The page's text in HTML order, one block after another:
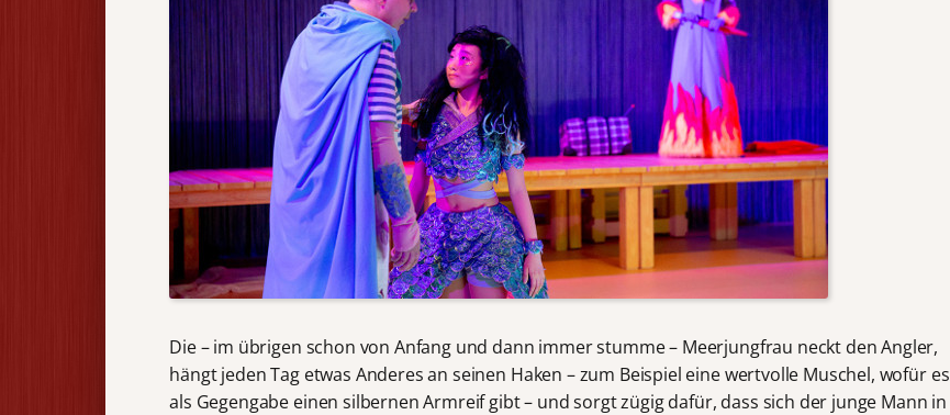
Die – im übrigen schon von Anfang und dann immer stumme – Meerjungfrau neckt den Angler,
hängt jeden Tag etwas Anderes an seinen Haken – zum Beispiel eine wertvolle Muschel, wofür es
als Gegengabe einen silbernen Armreif gibt – und sorgt zügig dafür, dass sich der junge Mann in